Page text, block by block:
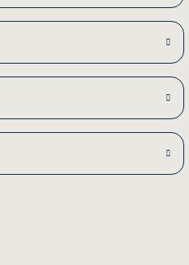
elime ulaştı. Jack russell köpeğim
onuda hemen çözdüler